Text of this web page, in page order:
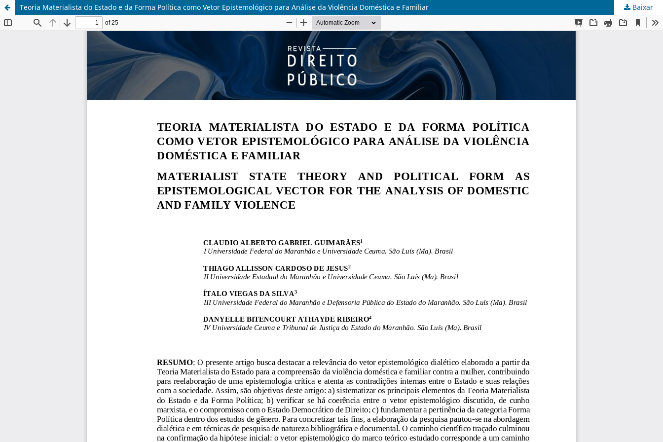
Teoria Materialista do Estado e da Forma Política como Vetor Epistemológico para Análise da Violência Doméstica e Familiar Baixar